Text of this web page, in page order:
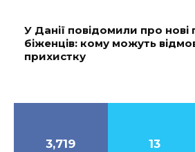
У Данії повідомили про
біженців: кому можуть
прихистку
3,719 13